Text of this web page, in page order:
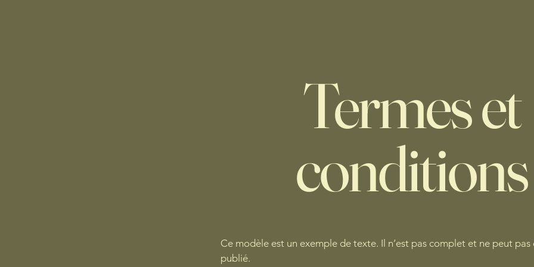
Termes et
conditions
Ce modèle est un exemple de texte. Il n’est pas complet et ne peut pas
publié.